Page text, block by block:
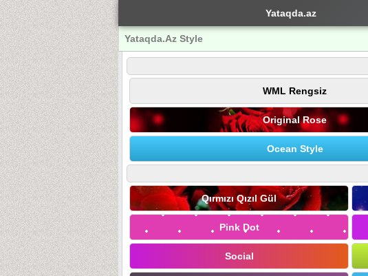
Yataqda.az
Yataqda.Az Style
WML Rengsiz
Original Rose
Ocean Style
Qırmızı Qızıl Gül
Pink Dot
Social